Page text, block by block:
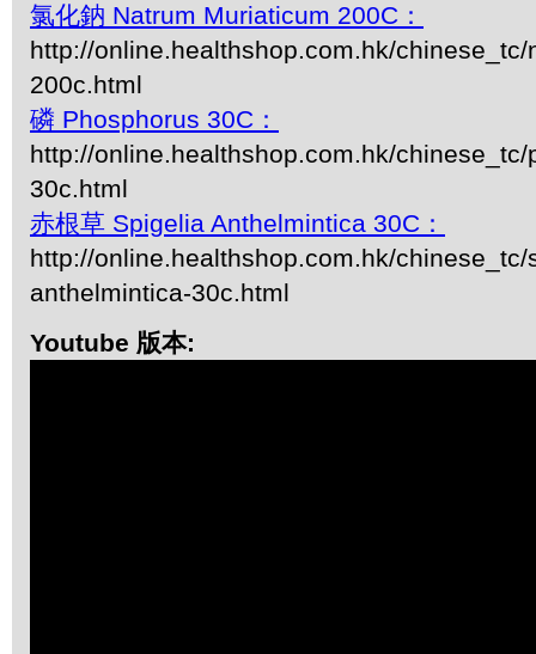
氯化鈉 Natrum Muriaticum 200C：
http://online.healthshop.com.hk/
200c.html
磷 Phosphorus 30C：
http://online.healthshop.com.hk/chinese_tc/
30c.html
赤根草 Spigelia Anthelmintica 30C：
http://online.healthshop.com.hk/chinese_tc/
anthelmintica-30c.html
Youtube 版本: